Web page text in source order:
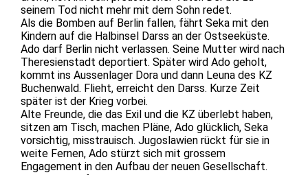
seinem Tod nicht mehr mit dem Sohn redet.
Als die Bomben auf Berlin fallen, fährt Seka mit den
Kindern auf die Halbinsel Darss an der Ostseeküste.
Ado darf Berlin nicht verlassen. Seine Mutter wird nach
Theresienstadt deportiert. Später wird Ado geholt,
kommt ins Aussenlager Dora und dann Leuna des KZ
Buchenwald. Flieht, erreicht den Darss. Kurze Zeit
später ist der Krieg vorbei.
Alte Freunde, die das Exil und die KZ überlebt haben,
sitzen am Tisch, machen Pläne, Ado glücklich, Seka
vorsichtig, misstrauisch. Jugoslawien rückt für sie in
weite Fernen, Ado stürzt sich mit grossem
Engagement in den Aufbau der neuen Gesellschaft.